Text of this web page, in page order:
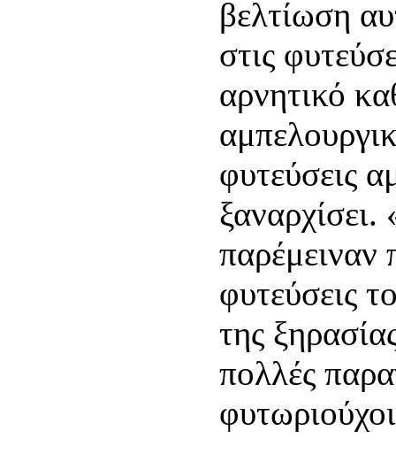
βελτίωση
στις
αρνητικό
φυτεύσεις
ξαναρχίσει.
παρέμειναν
φυτεύσεις
της
πολλές